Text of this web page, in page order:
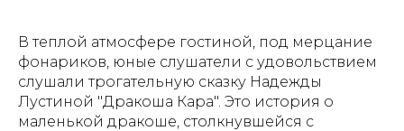
В теплой атмосфере гостиной, под мерцание
фонариков, юные слушатели с удовольствием
слушали трогательную сказку Надежды
Лустиной "Дракоша Кара". Это история о
маленькой дракоше, столкнувшейся с